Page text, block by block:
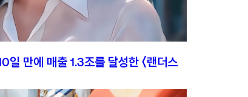
일 만에 매출 1.3조를 달성한 〈랜더스